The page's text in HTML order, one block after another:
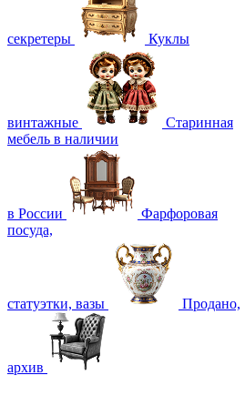
секретеры Куклы
винтажные
Старинная
мебель в наличии
в России
Фарфоровая
посуда,
статуэтки, вазы Продано,
архив